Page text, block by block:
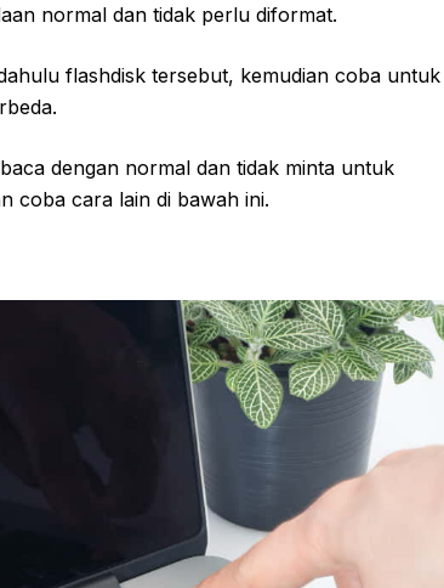
normal dan tidak perlu diformat.
flashdisk tersebut, kemudian coba untuk
dengan normal dan tidak minta untuk
coba cara lain di bawah ini.